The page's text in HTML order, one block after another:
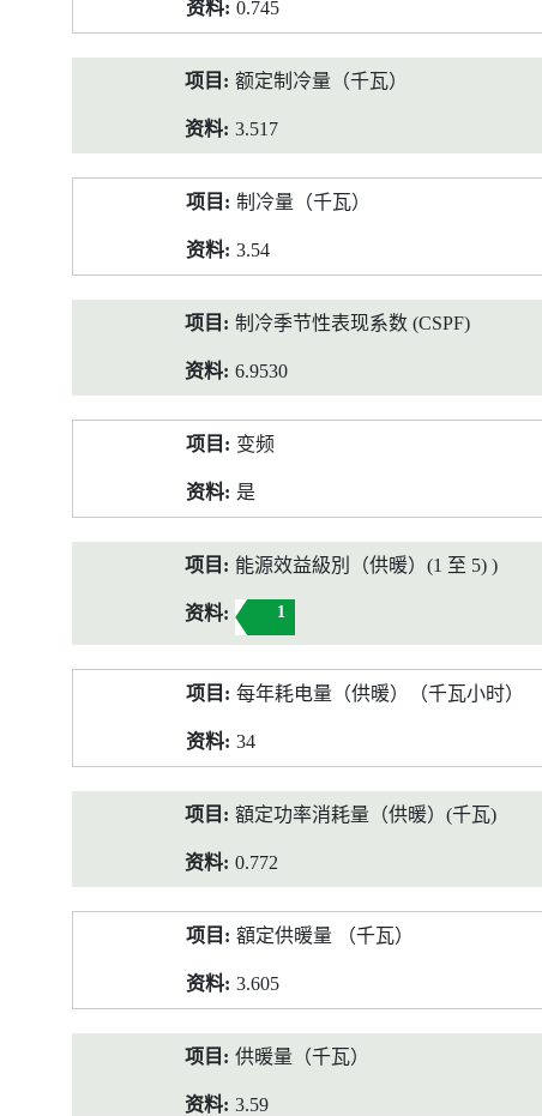
0.745
额定制冷量（千瓦）
3.517
制冷量（千瓦）
3.54
制冷季节性表现系数 (CSPF)
6.9530
变频
是
能源效益級別（供暖）(1 至 5) )
1
每年耗电量（供暖）（千瓦小时）
34
額定功率消耗量（供暖）(千瓦)
0.772
額定供暖量 （千瓦）
3.605
供暖量（千瓦）
3.59